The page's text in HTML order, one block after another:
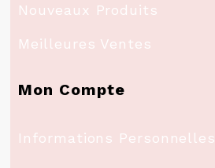
Nouveaux Produits
Meilleures Ventes
Mon Compte
Informations Personnelles